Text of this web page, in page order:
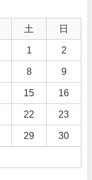
土 日
1 2
8 9
15 16
22 23
29 30